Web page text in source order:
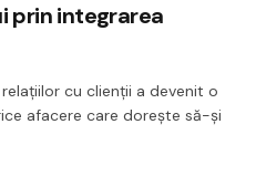
prin integrarea
cu clienții a devenit o
afacere care dorește să-și